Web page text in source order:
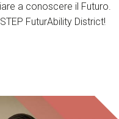
a conoscere il Futuro.
FuturAbility District!